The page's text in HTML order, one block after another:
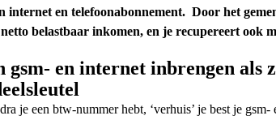
internet en telefoonabonnement. Door het
belastbaar inkomen, en je recupereert ook
gsm- en internet inbrengen als
je een btw-nummer hebt, ‘verhuis’ je best je